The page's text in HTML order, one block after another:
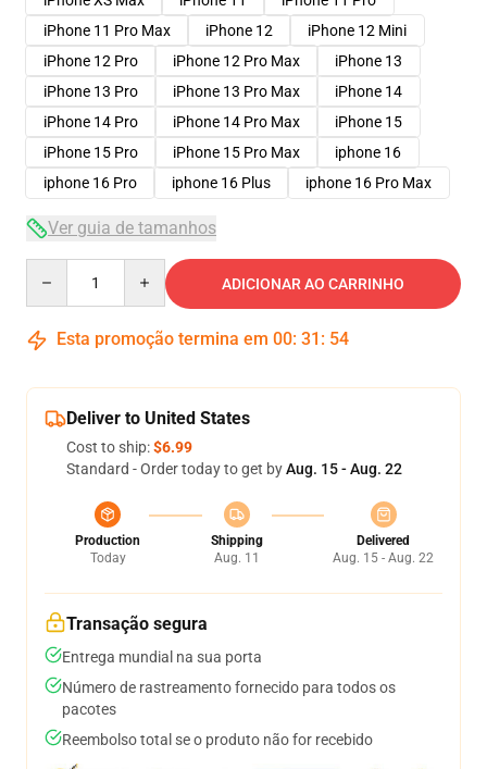
iPhone 11 Pro Max
iPhone 12
iPhone 12 Mini
iPhone 12 Pro
iPhone 12 Pro Max
iPhone 13
iPhone 13 Pro
iPhone 13 Pro Max
iPhone 14
iPhone 14 Pro
iPhone 14 Pro Max
iPhone 15
iPhone 15 Pro
iPhone 15 Pro Max
iphone 16
iphone 16 Pro
iphone 16 Plus iphone 16 Pro Max
Ver guia de tamanhos
ADICIONAR AO CARRINHO
Esta promoção termina em 00: 31 : 54
Deliver to United States
Cost to ship:$6.99
Standard - Order today to get byAug. 15 - Aug. 22
Production
Today
Shipping
Aug. 11
Delivered
Aug. 15 - Aug. 22
Transação segura
Entrega mundial na sua porta
Número de rastreamento fornecido para todos os
pacotes
Reembolso total se o produto não for recebido